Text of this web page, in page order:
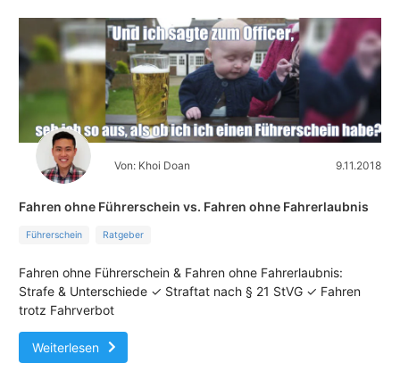
Von: Khoi Doan 9.11.2018
Fahren ohne Führerschein vs. Fahren ohne Fahrerlaubnis
Führerschein Ratgeber
Fahren ohne Führerschein & Fahren ohne Fahrerlaubnis:
Strafe & Unterschiede ✓ Straftat nach § 21 StVG ✓ Fahren
trotz Fahrverbot
Weiterlesen